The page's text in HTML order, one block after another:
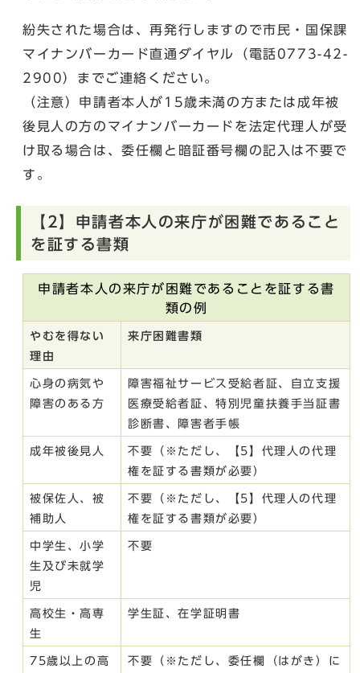
紛失された場合は、再発行しますので市民・国保課
マイナンバーカード直通ダイヤル（電話0773-42-
2900）までご連絡ください。
（注意）申請者本人が15歳未満の方または成年被
後見人の方のマイナンバーカードを法定代理人が受
け取る場合は、委任欄と暗証番号欄の記入は不要で
す。
【2】申請者本人の来庁が困難であること
を証する書類
申請者本人の来庁が困難であることを証する書
類の例
や むを得ない
理由
来庁困難書類
心身の病気や
障害のある方
障害福祉サービス受給者証、自立支援
医療受給者証、特別児童扶養手当証書
診断書、障害者手帳
成年被後見人
不要（※ただし、【5】代理人の代理
権を証する書類が必要）
被保佐人、被
補助人
不要（※ただし、【5】代理人の代理
権を証する書類が必要）
中学生、小学
生及び未就学
児
不要
高校生・高専
生
学生証、在学証明書
75歳以上の高 不要（※ただし、委任欄（はがき）に